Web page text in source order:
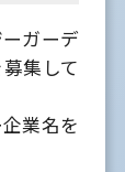
ガーデ
集して
業名を